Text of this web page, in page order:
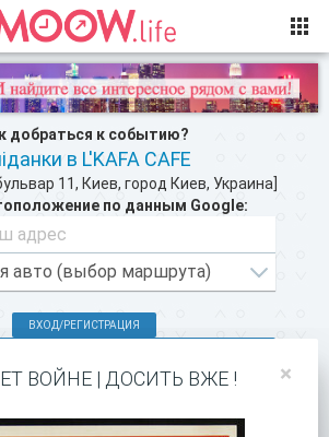
добраться к событию?
в L'KAFA CAFE
11, Киев, город Киев, Украина]
по данным Google:
ВХОД/РЕГИСТРАЦИЯ
В ЦЕНТРЕ КИЕВА >>
×
ВОЙНЕ | ДОСИТЬ ВЖЕ !